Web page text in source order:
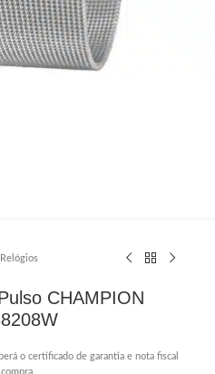
Relógios
CHAMPION
o certificado de garantia e nota fiscal